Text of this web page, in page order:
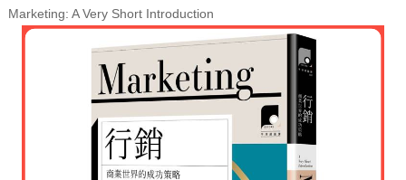
Marketing: A Very Short Introduction